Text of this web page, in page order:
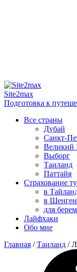
Site2max
Подготовка к
Все страны
Дубай
Санкт-
Великий
Выборг
Таиланд
Паттайя
Страхование
в
в Шенген
для
Лайфхаки
Обо мне
Главная / Таиланд /